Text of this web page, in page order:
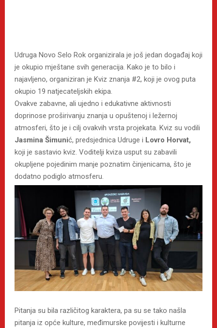
Udruga Novo Selo Rok organizirala je još jedan događaj koji
je okupio mještane svih generacija. Kako je to bilo i
najavljeno, organiziran je Kviz znanja #2, koji je ovog puta
okupio 19 natjecateljskih ekipa.
Ovakve zabavne, ali ujedno i edukativne aktivnosti
doprinose proširivanju znanja u opuštenoj i ležernoj
atmosferi, što je i cilj ovakvih vrsta projekata. Kviz su vodili
Jasmina Šimunić, predsjednica Udruge i Lovro Horvat,
koji je sastavio kviz. Voditelji kviza usput su zabavili
okupljene pojedinim manje poznatim činjenicama, što je
dodatno podiglo atmosferu.
Pitanja su bila različitog karaktera, pa su se tako našla
pitanja iz opće kulture, međimurske povijesti i kulturne